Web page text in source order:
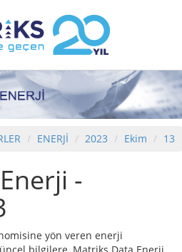
ENERJİ 2023 Ekim 13
-
yön veren enerji